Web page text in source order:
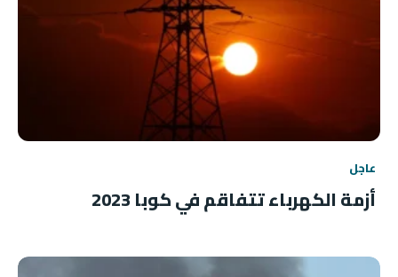
عاجل
أزمة الكهرباء تتفاقم في كوبا 2023